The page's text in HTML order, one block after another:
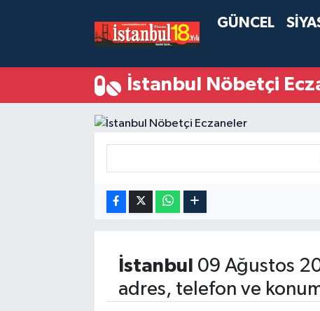
GÜNCEL
İstanbul Nöbetçi
İstanbul 09 Ağustos
adres, telefon ve